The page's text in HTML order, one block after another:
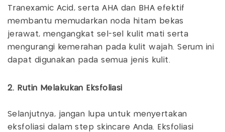
Tranexamic Acid, serta AHA dan BHA efektif
membantu memudarkan noda hitam bekas
jerawat, mengangkat sel-sel kulit mati serta
mengurangi kemerahan pada kulit wajah. Serum ini
dapat digunakan pada semua jenis kulit.
2. Rutin Melakukan Eksfoliasi
Selanjutnya, jangan lupa untuk menyertakan
eksfoliasi dalam step skincare Anda. Eksfoliasi